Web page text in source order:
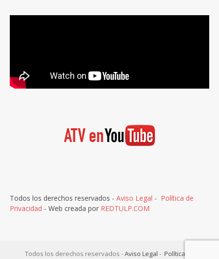
Todos los derechos reservados - Aviso Legal - Política de
Privacidad - Web creada por REDTULP.COM
Todos los derechos reservados -Aviso Legal - Política de